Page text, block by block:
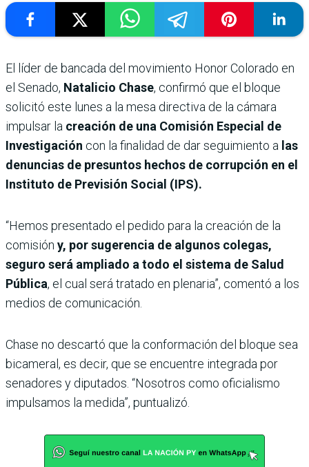
El líder de bancada del movimiento Honor Colorado en
el Senado, Natalicio Chase, confirmó que el bloque
solicitó este lunes a la mesa directiva de la cámara
impulsar la creación de una Comisión Especial de
Investigación con la finalidad de dar seguimiento a las
denuncias de presuntos hechos de corrupción en el
Instituto de Previsión Social (IPS).
“Hemos presentado el pedido para la creación de la
comisión y, por sugerencia de algunos colegas,
seguro será ampliado a todo el sistema de Salud
Pública, el cual será tratado en plenaria”, comentó a los
medios de comunicación.
Chase no descartó que la conformación del bloque sea
bicameral, es decir, que se encuentre integrada por
senadores y diputados. “Nosotros como oficialismo
impulsamos la medida”, puntualizó.